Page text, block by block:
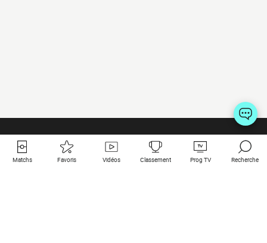
Matchs Favoris Vidéos Classement Prog TV Recherche